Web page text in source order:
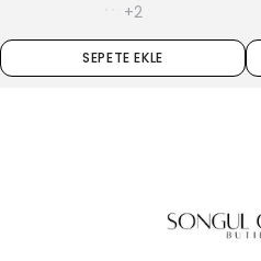
+2
SEPETE EKLE